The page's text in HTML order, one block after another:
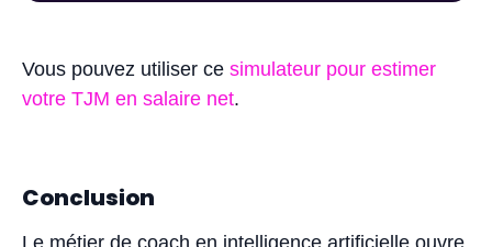
Vous pouvez utiliser ce simulateur pour estimer
votre TJM en salaire net.
Conclusion
Le métier de coach en intelligence artificielle ouvre